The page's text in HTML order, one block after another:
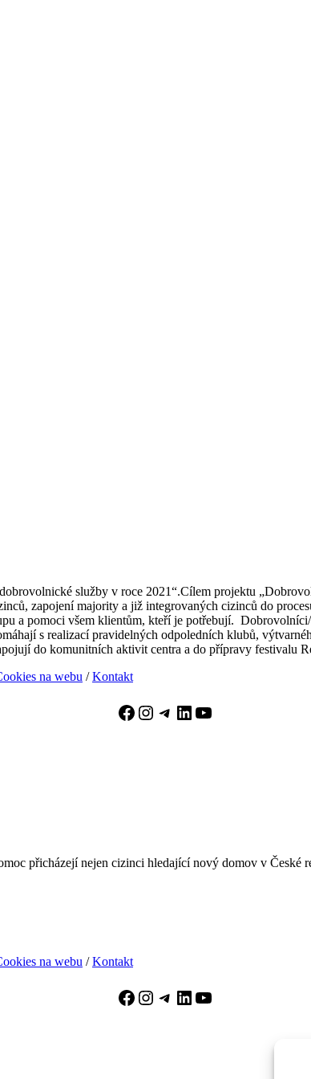
služby v roce 2021“.Cílem projektu
zapojení majority a již integrovaných cizinců do
a pomoci všem klientům, kteří je potřebují.
s realizací pravidelných odpoledních klubů,
do komunitních aktivit centra a do přípravy festivalu
na webu /Kontakt
Facebook
Instagram
Telegram
LinkedIn
YouTube
přicházejí nejen cizinci hledající nový domov v
na webu /Kontakt
Facebook
Instagram
Telegram
LinkedIn
YouTube